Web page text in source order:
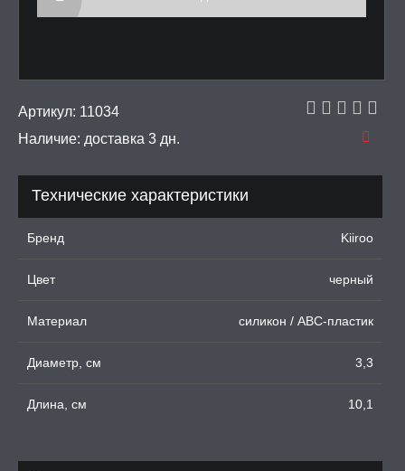
УПАКОВКА
ЧАШИ И
ДЛЯ СЕКСА
КАРТА
-50%, ТОВАР ЗА
Артикул: 11034
Наличие: доставка 3 дн.
Технические характеристики
Бренд Kiiroo
Цвет черный
Материал силикон / ABC-пластик
Диаметр, см 3,3
Длина, см 10,1